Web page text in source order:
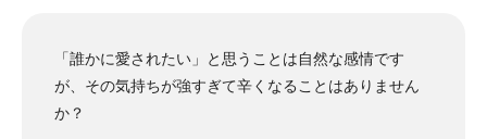
「誰かに愛されたい」と思うことは自然な感情です
が、その気持ちが強すぎて辛くなることはありません
か？